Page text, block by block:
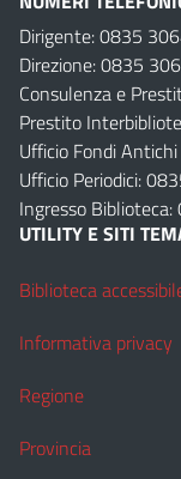
Dirigente: 0835
Direzione: 0835
Consulenza e
Prestito
Ufficio Fondi
Ufficio Periodici:
Ingresso
UTILITY E SITI
Biblioteca
Informativa privacy
Regione
Provincia